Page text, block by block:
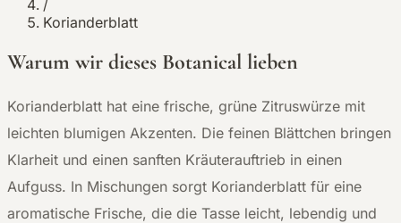
/
Korianderblatt
Warum wir dieses Botanical lieben
Korianderblatt hat eine frische, grüne Zitruswürze mit
leichten blumigen Akzenten. Die feinen Blättchen bringen
Klarheit und einen sanften Kräuterauftrieb in einen
Aufguss. In Mischungen sorgt Korianderblatt für eine
aromatische Frische, die die Tasse leicht, lebendig und